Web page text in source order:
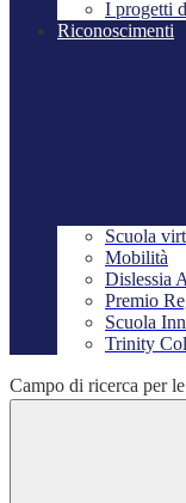
I progetti
Riconoscimenti
Scuola
Mobilità
Dislessia
Premio
Scuola
Trinity
Campo di ricerca per